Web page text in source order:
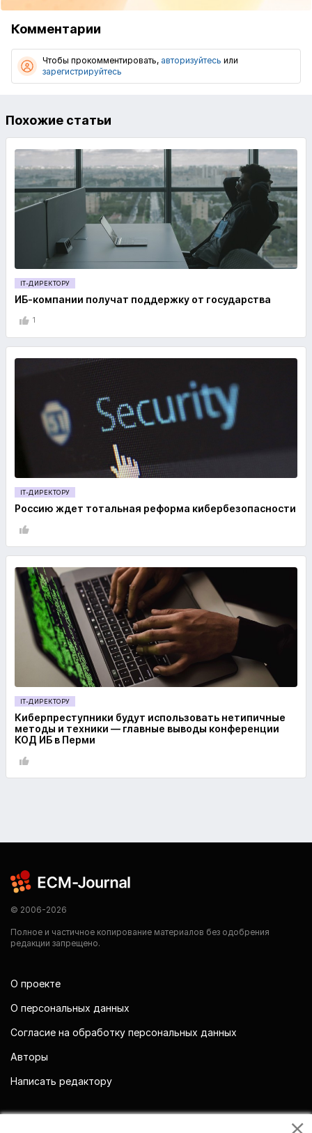
Комментарии
Чтобы прокомментировать, авторизуйтесь или
зарегистрируйтесь
Похожие статьи
IT-ДИРЕКТОРУ
ИБ-компании получат поддержку от государства
1
IT-ДИРЕКТОРУ
Россию ждет тотальная реформа кибербезопасности
IT-ДИРЕКТОРУ
Киберпреступники будут использовать нетипичные
методы и техники — главные выводы конференции
КОД ИБ в Перми
© 2006-2026
Полное и частичное копирование материалов без одобрения
редакции запрещено.
О проекте
О персональных данных
Согласие на обработку персональных данных
Авторы
Написать редактору